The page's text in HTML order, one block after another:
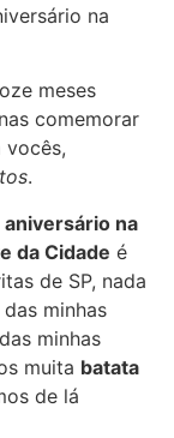
na
meses
comemorar
vocês,
.
aniversário na
da Cidade é
de SP, nada
minhas
minhas
muita batata
de lá